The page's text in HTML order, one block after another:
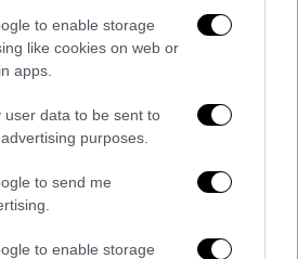
to enable storage
like cookies on web or
apps.
user data to be sent to
purposes.
to send me
to enable storage
video